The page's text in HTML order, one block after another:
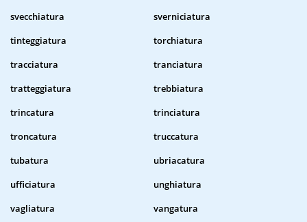
svecchiatura
sverniciatura
tinteggiatura
torchiatura
tracciatura
tranciatura
tratteggiatura
trebbiatura
trincatura
trinciatura
troncatura
truccatura
tubatura
ubriacatura
ufficiatura
unghiatura
vagliatura
vangatura